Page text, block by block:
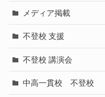
メディア掲載
不登校 支援
不登校 講演会
中高一貫校 不登校